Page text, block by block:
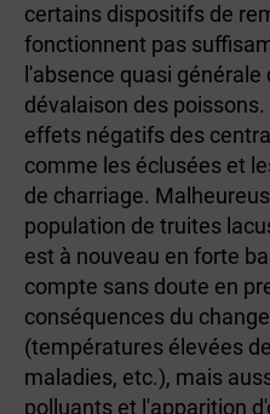
certains dispositifs de
fonctionnent pas
l'absence quasi
dévalaison des
effets négatifs des
comme les éclusées et
de charriage.
population de truites
est à nouveau en forte
compte sans doute en
conséquences du
(températures élevées
maladies, etc.), mais
polluants et l'apparition